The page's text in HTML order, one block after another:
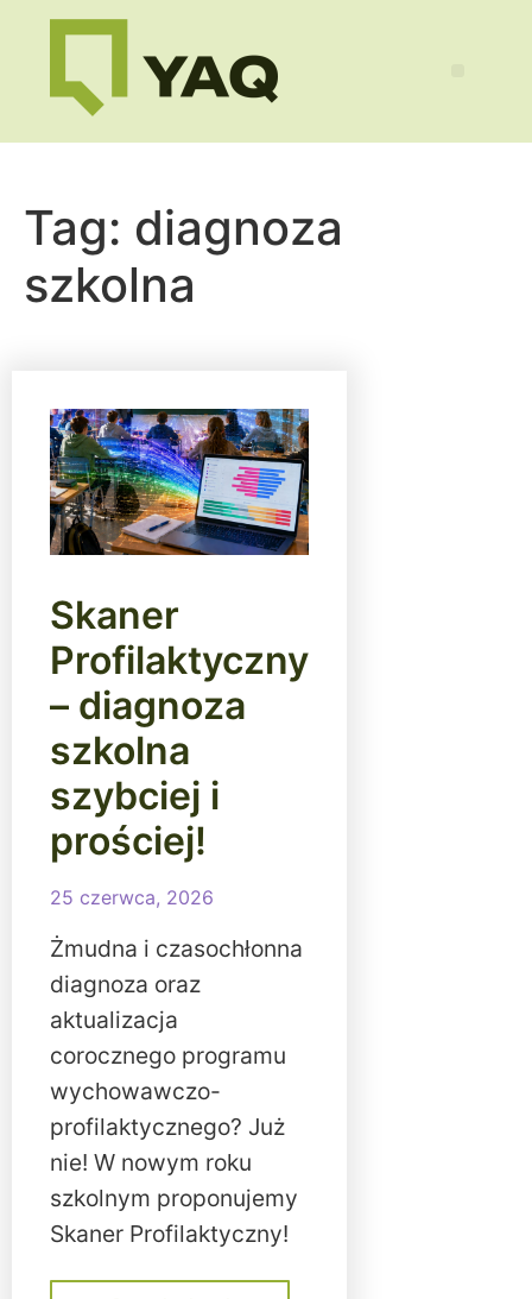
Tag: diagnoza
szkolna
Skaner
Profilaktyczny
– diagnoza
szkolna
szybciej i
prościej!
25 czerwca, 2026
Żmudna i czasochłonna
diagnoza oraz
aktualizacja
corocznego programu
wychowawczo-
profilaktycznego? Już
nie! W nowym roku
szkolnym proponujemy
Skaner Profilaktyczny!